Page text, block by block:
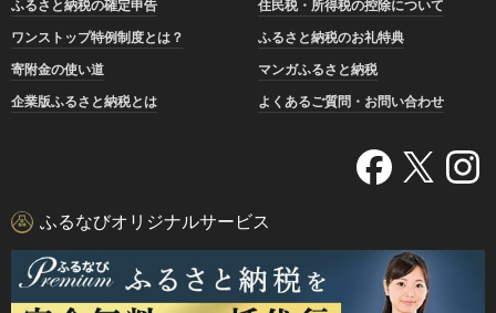
ふるさと納税の確定申告
住民税・所得税の控除について
ワンストップ特例制度とは？
ふるさと納税のお礼特典
寄附金の使い道
マンガふるさと納税
企業版ふるさと納税とは
よくあるご質問・お問い合わせ
ふるなびオリジナルサービス